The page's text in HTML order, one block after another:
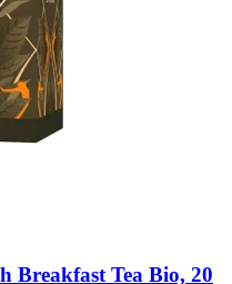
Breakfast Tea Bio, 20